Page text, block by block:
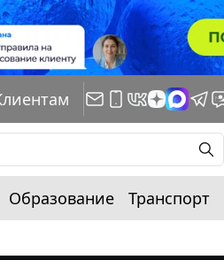
Образование Транспорт